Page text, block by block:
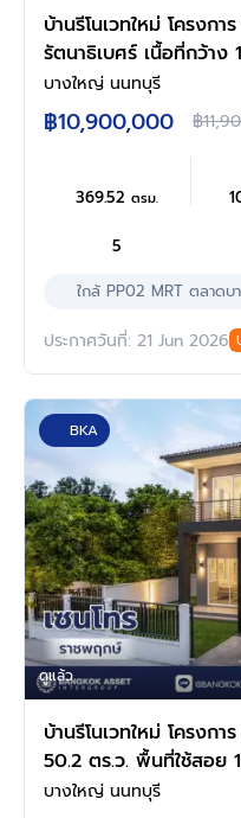
บ้านรีโนเวทใหม่ โครงก
รัตนาธิเบศร์ เนื้อที่กว้า
369.52 ตร.ม. ฟังก์ชัน
รถได้ 3 จอด บนทำเลดี
ถนนนครอินทร์ ถนนกาญ
สายสีม่วง "สถานีตลาด
ทางด่วน "ศรีรัช"
บางใหญ่ นนทบุรี
฿10,900,000 ฿
369.52ตรม.
5
ใกล้ PP02 MRT ตลาดบ
ประกาศวันที่: 21 Jun 2026
BKA
ดูแล้ว
บ้านรีโนเวทใหม่ โครงก
50.2 ตร.ว. พื้นที่ใช้สอย
ห้องนอน 4 ห้องน้ำ 2 ที่จ
บางใหญ่ นนทบุรี